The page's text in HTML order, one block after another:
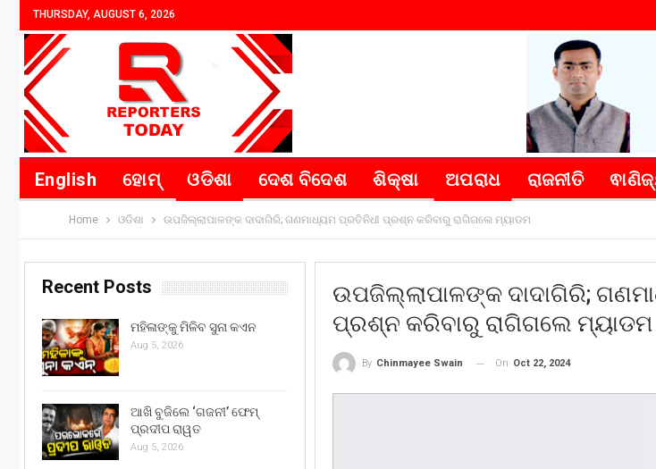
THURSDAY, AUGUST 6, 2026
English ହୋମ୍ ଓଡିଶା ଦେଶ ବିଦେଶ ଶିକ୍ଷା ଅପରାଧ ରାଜନୀତି
Home ଓଡିଶା ଉପଜିଲ୍ଲାପାଳଙ୍କ ଦାଦାଗିରି; ଗଣମାଧ୍ୟମ ପ୍ରତିନିଧୀ ପ୍ରଶ୍ନ କରିବାରୁ ରାଗିଗଲେ ମ୍ୟାଡମ
ଉପଜିଲ୍ଲାପାଳଙ୍କ ଦାଦାଗିରି;
ପ୍ରଶ୍ନ କରିବାରୁ ରାଗିଗଲେ ମ୍ୟାଡମ
By Chinmayee Swain On Oct 22, 2024
Recent Posts
ମହିଳାଙ୍କୁ ମିଳିବ ସୁନା କଏନ
Aug 5, 2026
ଆଖି ବୁଜିଲେ ‘ଗଜନୀ’ ଫେମ୍
ପ୍ରଦୀପ ରାୱତ
Aug 5, 2026